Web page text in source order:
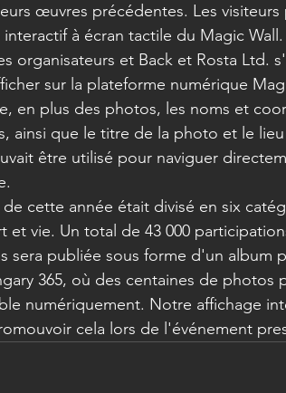
œuvres précédentes. Les
interactif à écran tactile du Magic
organisateurs et Back et Rosta Ltd.
sur la plateforme numérique
en plus des photos, les noms et
ainsi que le titre de la photo et le
être utilisé pour naviguer
cette année était divisé en six
et vie. Un total de 43 000
sera publiée sous forme d'un album
365, où des centaines de photos
numériquement. Notre affichage
cela lors de l'événement